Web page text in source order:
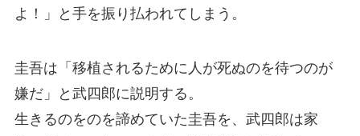
よ！」と手を振り払われてしまう。
圭吾は「移植されるために人が死ぬのを待つのが
嫌だ」と武四郎に説明する。
生きるのをのを諦めていた圭吾を、武四郎は家